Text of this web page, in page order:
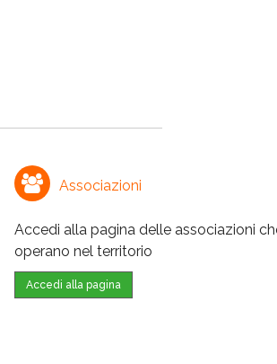
Associazioni
Accedi alla pagina delle associazioni
operano nel territorio
Accedi alla pagina